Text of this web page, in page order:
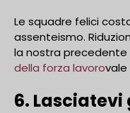
Le squadre felici
assenteismo.
la nostra precedente
della forza lavorovale
6.